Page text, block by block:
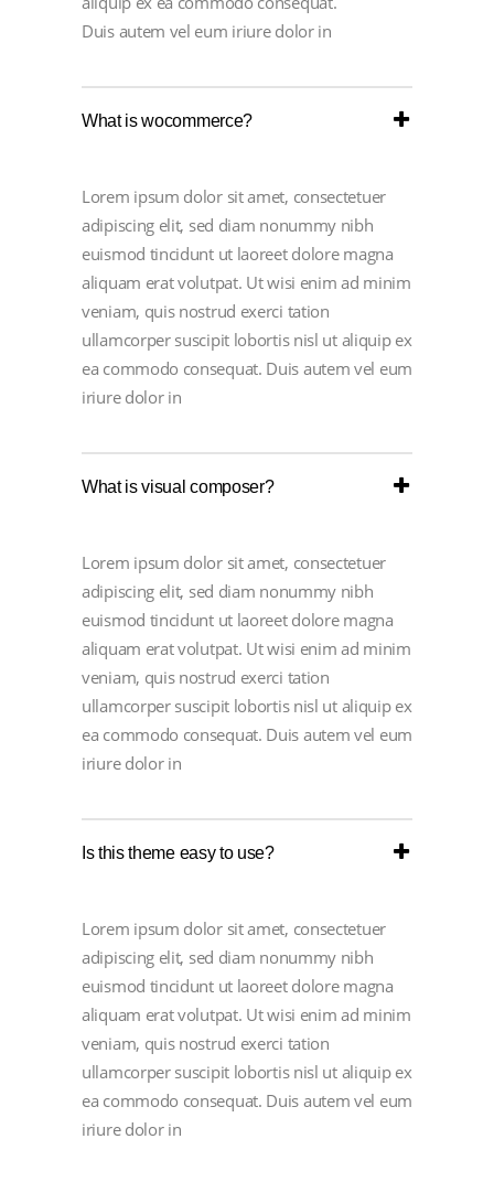
Duis autem vel eum iriure dolor in
What is wocommerce?
Lorem ipsum dolor sit amet, consectetuer
adipiscing elit, sed diam nonummy nibh
euismod tincidunt ut laoreet dolore magna
aliquam erat volutpat. Ut wisi enim ad minim
veniam, quis nostrud exerci tation
ullamcorper suscipit lobortis nisl ut aliquip ex
ea commodo consequat. Duis autem vel eum
iriure dolor in
What is visual composer?
Lorem ipsum dolor sit amet, consectetuer
adipiscing elit, sed diam nonummy nibh
euismod tincidunt ut laoreet dolore magna
aliquam erat volutpat. Ut wisi enim ad minim
veniam, quis nostrud exerci tation
ullamcorper suscipit lobortis nisl ut aliquip ex
ea commodo consequat. Duis autem vel eum
iriure dolor in
Is this theme easy to use?
Lorem ipsum dolor sit amet, consectetuer
adipiscing elit, sed diam nonummy nibh
euismod tincidunt ut laoreet dolore magna
aliquam erat volutpat. Ut wisi enim ad minim
veniam, quis nostrud exerci tation
ullamcorper suscipit lobortis nisl ut aliquip ex
ea commodo consequat. Duis autem vel eum
iriure dolor in